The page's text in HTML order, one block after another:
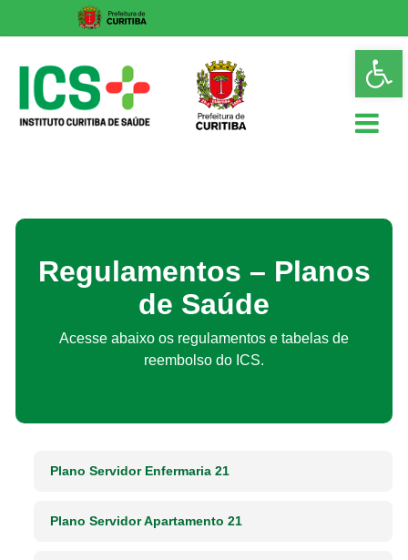
content
Curitiba
SaúdeRegulamentos – Planos
de Saúde
Acesse abaixo os regulamentos e tabelas de
reembolso do ICS.
Plano Servidor Enfermaria 21
Plano Servidor Apartamento 21